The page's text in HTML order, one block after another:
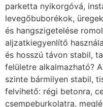
parketta nyikorgóvá,
levegőbuborékok,
és hangszigetelése
aljzatkiegyenlítő
és hosszú távon stabil,
felületre alkalmazható?
szinte bármilyen stabil,
felvihető: régi betonra,
csempeburkolatra,